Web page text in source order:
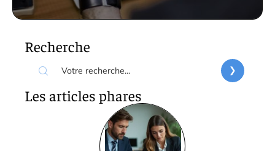
Recherche
Les articles phares